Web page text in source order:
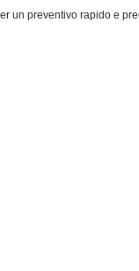
un preventivo rapido e